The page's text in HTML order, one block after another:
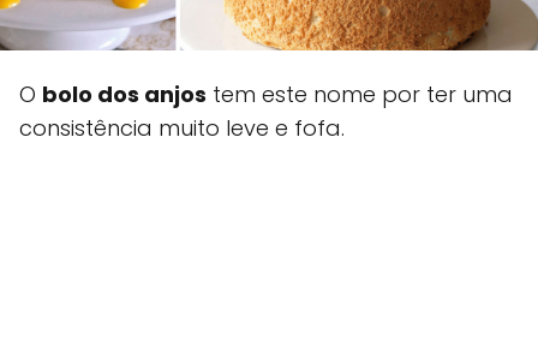
O bolo dos anjos tem este nome por ter uma
consistência muito leve e fofa.